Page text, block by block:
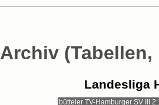
Archiv
Landesliga